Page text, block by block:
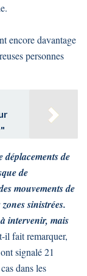
encore davantage
personnes
déplacements de
de
mouvements de
sinistrées.
intervenir, mais
il fait remarquer,
signalé 21
dans les